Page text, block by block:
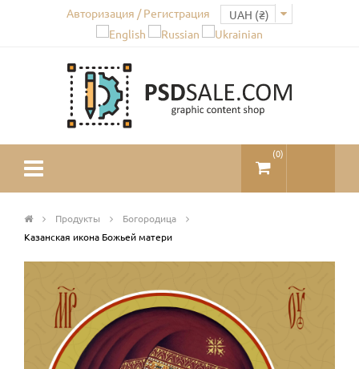
Авторизация / Регистрация
(0)
Продукты
Богородица
Казанская икона Божьей матери